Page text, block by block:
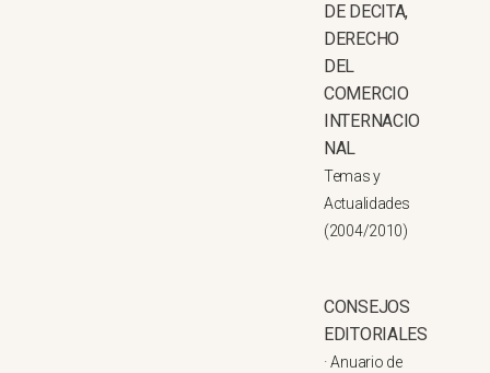
DE DECITA,
DERECHO
DEL
COMERCIO
INTERNACIO
NAL
Temas y
Actualidades
(2004/2010)
CONSEJOS
EDITORIALES
· Anuario de